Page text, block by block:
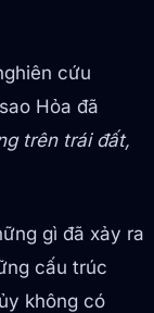
cứu
Hỏa đã
trên trái đất,
gì đã xảy ra
cấu trúc
không có